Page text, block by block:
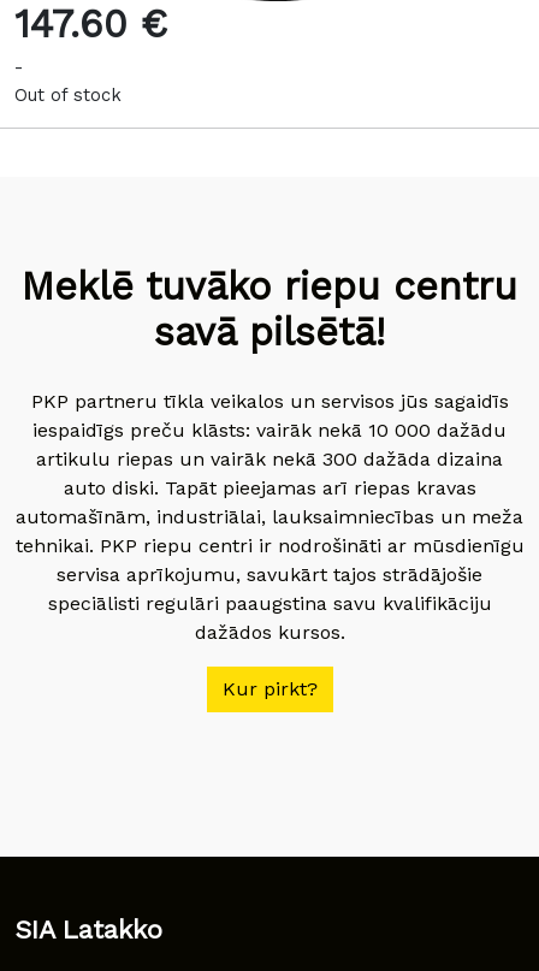
147.60 €
-
Out of stock
Meklē tuvāko riepu centru
savā pilsētā!
PKP partneru tīkla veikalos un servisos jūs sagaidīs
iespaidīgs preču klāsts: vairāk nekā 10 000 dažādu
artikulu riepas un vairāk nekā 300 dažāda dizaina
auto diski. Tapāt pieejamas arī riepas kravas
automašīnām, industriālai, lauksaimniecības un meža
tehnikai. PKP riepu centri ir nodrošināti ar mūsdienīgu
servisa aprīkojumu, savukārt tajos strādājošie
speciālisti regulāri paaugstina savu kvalifikāciju
dažādos kursos.
Kur pirkt?
SIA Latakko